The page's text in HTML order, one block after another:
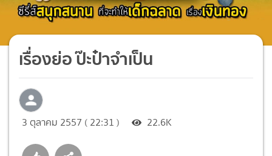
เรื่องย่อ ป๊ะป๋าจำเป็น
3 ตุลาคม 2557 ( 22:31 ) 22.6K